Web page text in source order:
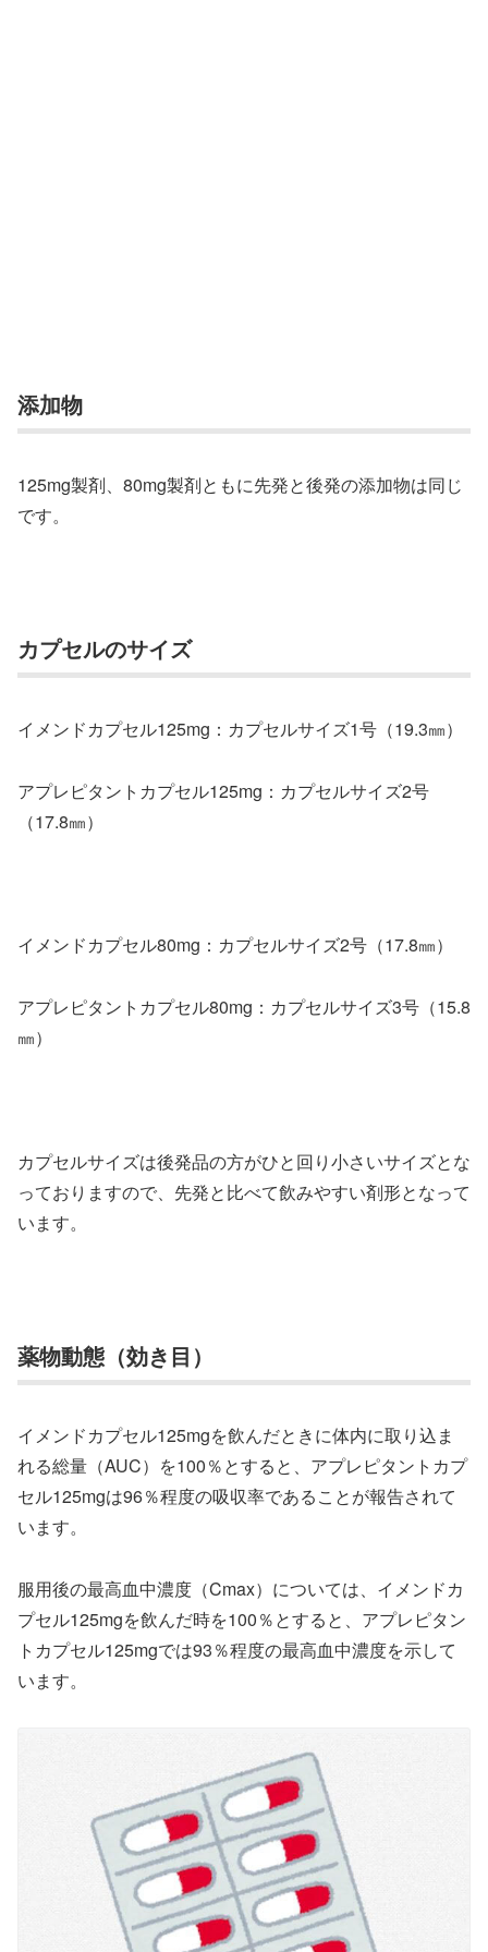
添加物
125mg製剤、80mg製剤ともに先発と後発の添加物は同じ
です。
カプセルのサイズ
イメンドカプセル125mg：カプセルサイズ1号（19.3㎜）
アプレピタントカプセル125mg：カプセルサイズ2号
（17.8㎜）
イメンドカプセル80mg：カプセルサイズ2号（17.8㎜）
アプレピタントカプセル80mg：カプセルサイズ3号（15.8
㎜）
カプセルサイズは後発品の方がひと回り小さいサイズとな
っておりますので、先発と比べて飲みやすい剤形となって
います。
薬物動態（効き目）
イメンドカプセル125mgを飲んだときに体内に取り込ま
れる総量（AUC）を100％とすると、アプレピタントカプ
セル125mgは96％程度の吸収率であることが報告されて
います。
服用後の最高血中濃度（Cmax）については、イメンドカ
プセル125mgを飲んだ時を100％とすると、アプレピタン
トカプセル125mgでは93％程度の最高血中濃度を示して
います。